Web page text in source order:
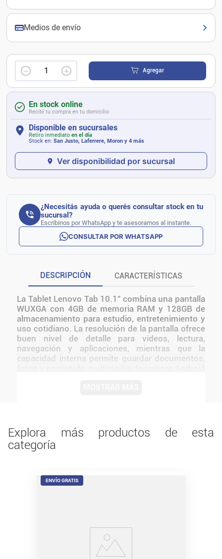
Medios de envío
＋
－ Agregar
En stock online
Recibí tu compra en tu domicilio
Disponible en sucursales
Retiro inmediato en el día
Stock en: San Justo, Laferrere, Moron y 4 más
Ver disponibilidad por sucursal
¿Necesitás ayuda o querés consultar stock en tu
sucursal?
Escribinos por WhatsApp y te asesoramos al instante.
CONSULTAR POR WHATSAPP
DESCRIPCIÓN CARACTERÍSTICAS
La Tablet Lenovo Tab 10.1" combina una pantalla
WUXGA con 4GB de memoria RAM y 128GB de
almacenamiento para estudio, entretenimiento y
uso cotidiano. La resolución de la pantalla ofrece
buen nivel de detalle para videos, lectura,
navegación y aplicaciones, mientras que la
capacidad interna permite guardar documentos,
presentación simple y versátil.
Explora más productos de esta
categoría
ENVÍO GRATIS